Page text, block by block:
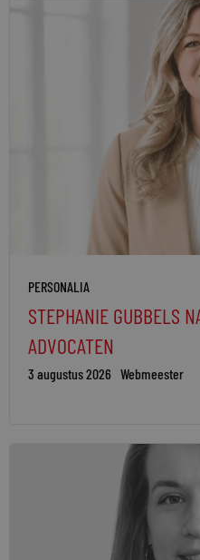
PERSONALIA
STEPHANIE GUBBELS
ADVOCATEN
3 augustus 2026 Webmeester